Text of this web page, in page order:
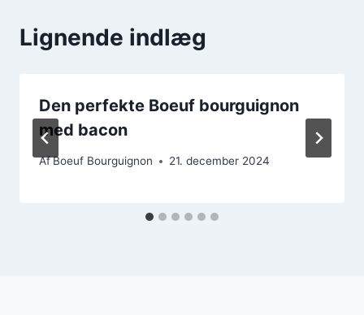
Lignende indlæg
Den perfekte Boeuf bourguignon
med bacon
AfBoeuf Bourguignon 21. december 2024